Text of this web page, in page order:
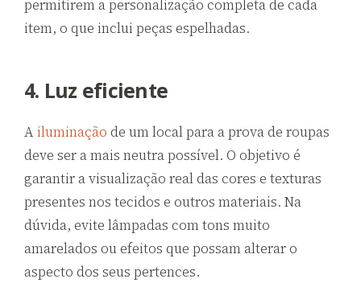
permitirem a personalização completa de cada
item, o que inclui peças espelhadas.
4. Luz eficiente
A iluminação de um local para a prova de roupas
deve ser a mais neutra possível. O objetivo é
garantir a visualização real das cores e texturas
presentes nos tecidos e outros materiais. Na
dúvida, evite lâmpadas com tons muito
amarelados ou efeitos que possam alterar o
aspecto dos seus pertences.